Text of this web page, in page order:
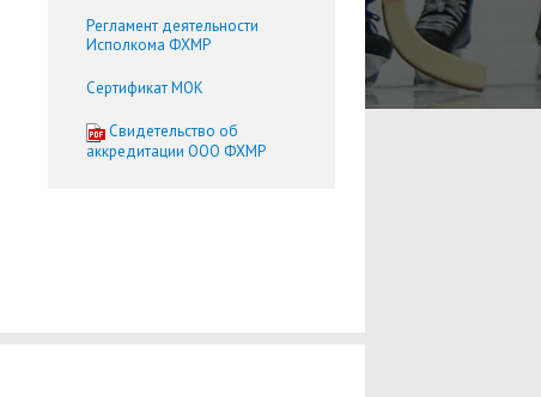
Регламент деятельности
Исполкома ФХМР
Сертификат МОК
Cвидетельство об
аккредитации ООО ФХМР